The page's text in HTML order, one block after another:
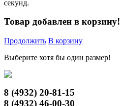
секунд.
Товар добавлен в корзину!
Продолжить В корзину
Выберите хотя бы один размер!
8 (4932) 20-81-15
8 (4932) 46-00-30